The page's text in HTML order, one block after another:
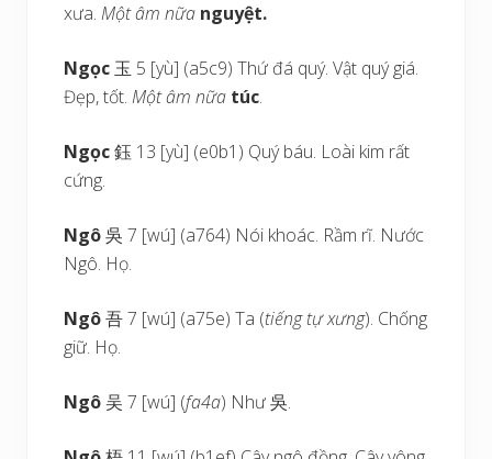
xưa. Một âm nữa nguyệt.
Ngọc 玉 5 [yù] (a5c9) Thứ đá quý. Vật quý giá.
Đẹp, tốt.Một âm nữa túc.
Ngọc鈺 13 [yù] (e0b1) Quý báu. Loài kim rất
cứng.
Ngô吳 7 [wú] (a764) Nói khoác. Rầm rĩ. Nước
Ngô. Họ.
Ngô吾 7 [wú] (a75e) Ta (tiếng tự xưng). Chống
giữ. Họ.
Ngô吴 7 [wú] (fa4a) Như 吳.